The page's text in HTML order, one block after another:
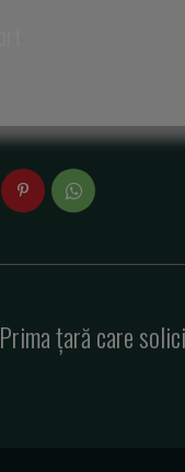
Prima țară care